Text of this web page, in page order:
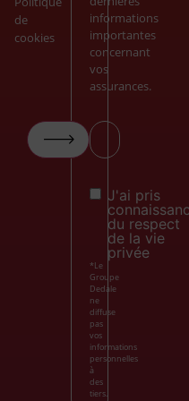
de
cookies
informations
importantes
concernant
vos
assurances.
Votre
Consent
J'ai pris
du respect
de la vie
privée
*Le
Groupe
Dedale
ne
diffuse
pas
vos
informations
personnelles
à
des
tiers.